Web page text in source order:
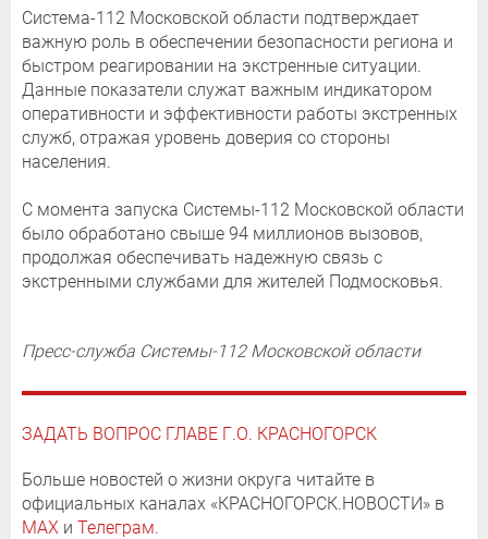
Система-112 Московской области подтверждает
важную роль в обеспечении безопасности региона и
быстром реагировании на экстренные ситуации.
Данные показатели служат важным индикатором
оперативности и эффективности работы экстренных
служб, отражая уровень доверия со стороны
населения.
С момента запуска Системы-112 Московской области
было обработано свыше 94 миллионов вызовов,
продолжая обеспечивать надежную связь с
экстренными службами для жителей Подмосковья.
Пресс-служба Системы-112 Московской области
ЗАДАТЬ ВОПРОС ГЛАВЕ Г.О. КРАСНОГОРСК
Больше новостей о жизни округа читайте в
официальных каналах «КРАСНОГОРСК.НОВОСТИ» в
MAX и Телеграм.